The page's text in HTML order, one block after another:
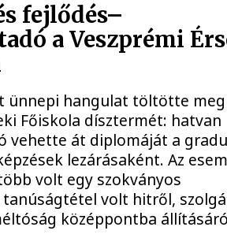
fejlődés–
a Veszprémi
ünnepi hangulat töltötte
Főiskola dísztermét: hatvan
vehette át diplomáját a
lezárásaként. Az
volt egy szokványos
tanúságtétel volt hitről,
középpontba